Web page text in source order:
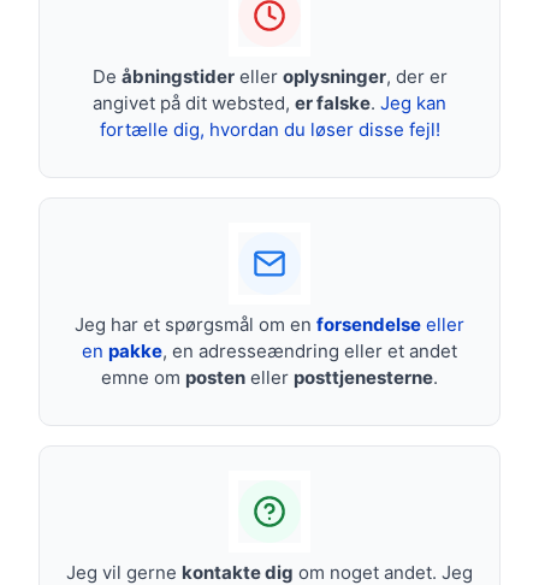
De åbningstidereller oplysninger, der er
angivet på dit websted, er falske. Jeg kan
fortælle dig, hvordan du løser disse fejl!
Jeg har et spørgsmål om en forsendelse eller
en pakke, en adresseændring eller et andet
emne om posten eller posttjenesterne.
Jeg vil gerne kontakte dig om noget andet. Jeg